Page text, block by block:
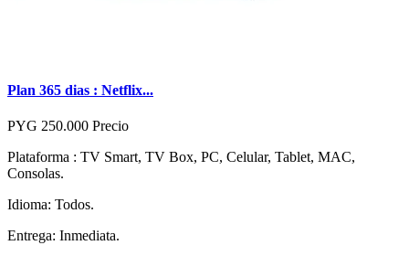
Plan 365 dias : Netflix...
PYG 250.000 Precio
Plataforma : TV Smart, TV Box, PC, Celular, Tablet, MAC,
Consolas.
Idioma: Todos.
Entrega: Inmediata.